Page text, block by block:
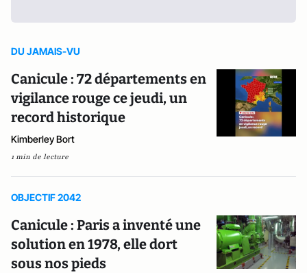
DU JAMAIS-VU
Canicule : 72 départements en
vigilance rouge ce jeudi, un
record historique
Kimberley Bort
1 min de lecture
OBJECTIF 2042
Canicule : Paris a inventé une
solution en 1978, elle dort
sous nos pieds